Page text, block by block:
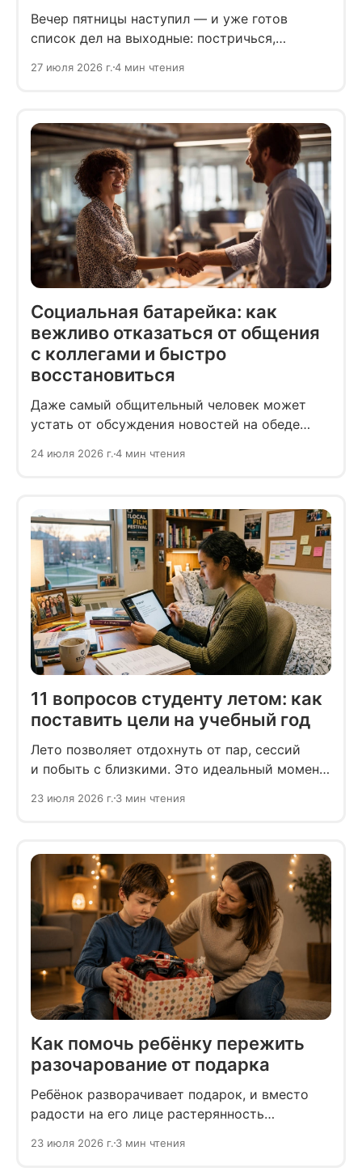
Вечер пятницы наступил — и уже готов
список дел на выходные: постричься,
курс, починить полку, встретиться с другом.
будто и не отдыхал вовсе.
27 июля 2026 г.4 мин чтения
Социальная батарейка: как
вежливо отказаться от общения
с коллегами и быстро
восстановиться
Даже самый общительный человек может
устать от обсуждения новостей на обеде
24 июля 2026 г.4 мин чтения
11 вопросов студенту летом: как
поставить цели на учебный год
Лето позволяет отдохнуть от пар, сессий
и побыть с близкими. Это идеальный момент,
и пересобрать свой подход к учёбе.
23 июля 2026 г. 3 мин чтения
Как помочь ребёнку пережить
разочарование от подарка
Ребёнок разворачивает подарок, и вместо
радости на его лице растерянность
даритель смущён, родители не знают, что
23 июля 2026 г. 3 мин чтения